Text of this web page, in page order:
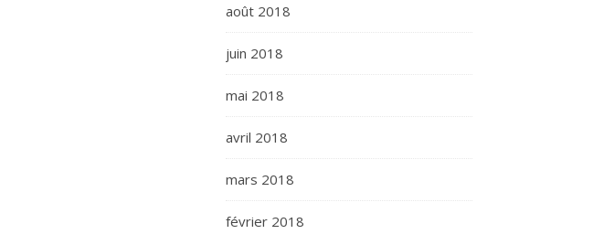
août 2018
juin 2018
mai 2018
avril 2018
mars 2018
février 2018